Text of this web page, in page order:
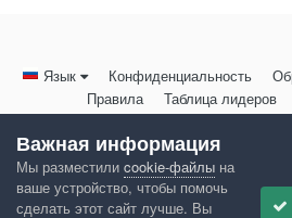
Язык Конфиденциальность
Правила
Таблица лидеров
Powered by Invision
Важная информация
Мы разместили cookie-файлы на
ваше устройство, чтобы помочь
сделать этот сайт лучше. Вы